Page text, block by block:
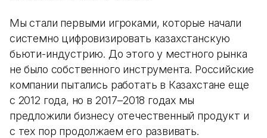
Мы стали первыми игроками, которые начали
системно цифровизировать казахстанскую
бьюти-индустрию. До этого у местного рынка
не было собственного инструмента. Российские
компании пытались работать в Казахстане еще
с 2012 года, но в 2017–2018 годах мы
предложили бизнесу отечественный продукт и
с тех пор продолжаем его развивать.